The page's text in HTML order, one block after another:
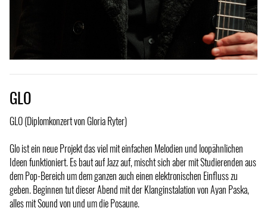
GLO
GLO (Diplomkonzert von Gloria Ryter)
Glo ist ein neue Projekt das viel mit einfachen Melodien und loopähnlichen
Ideen funktioniert. Es baut auf Jazz auf, mischt sich aber mit Studierenden aus
dem Pop-Bereich um dem ganzen auch einen elektronischen Einfluss zu
geben. Beginnen tut dieser Abend mit der Klanginstalation von Ayan Paska,
alles mit Sound von und um die Posaune.